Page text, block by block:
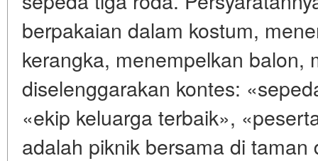
berpakaian dalam kostum,
kerangka, menempelkan balon,
diselenggarakan kontes:
«ekip keluarga terbaik»,
adalah piknik bersama di